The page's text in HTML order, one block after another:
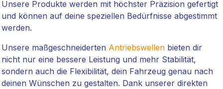
Unsere Produkte werden mit höchster Präzision gefertigt
und können auf deine speziellen Bedürfnisse abgestimmt
werden.
Unsere maßgeschneiderten Antriebswellenbieten dir
nicht nur eine bessere Leistung und mehr Stabilität,
sondern auch die Flexibilität, dein Fahrzeug genau nach
deinen Wünschen zu gestalten. Dank unserer direkten